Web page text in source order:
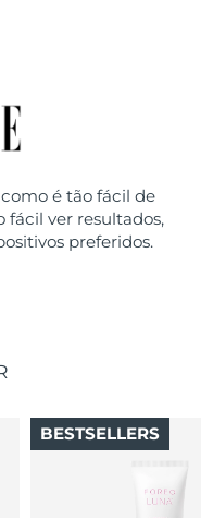
é tão fácil de
fácil ver resultados,
preferidos.
BESTSELLERS